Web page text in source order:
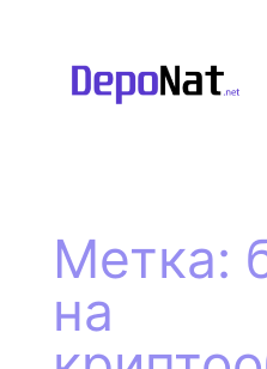
содержимому
Метка:
на